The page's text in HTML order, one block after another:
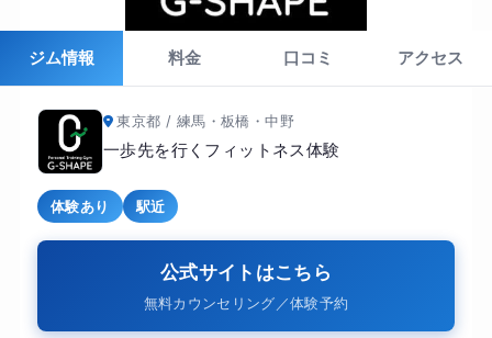
ジム情報 料金 口コミ アクセス
東京都 / 練馬・板橋・中野
一歩先を行くフィットネス体験
体験あり 駅近
公式サイトはこちら
無料カウンセリング／体験予約